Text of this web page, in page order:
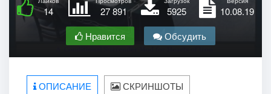
14 27 891 5925
10.08.19
Нравится
Обсудить
ОПИСАНИЕ СКРИНШОТЫ